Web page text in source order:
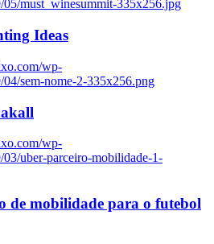
05/must_winesummit-335x256.jpg
Ideas
wp-
sem-nome-2-335x256.png
wp-
03/uber-parceiro-mobilidade-1-
de mobilidade para o futebol